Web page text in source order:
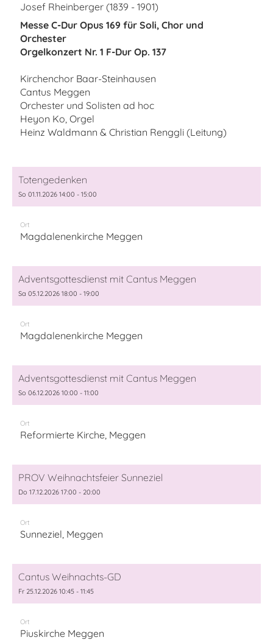
Josef Rheinberger (1839 - 1901)
Messe C-Dur Opus 169 für Soli, Chor und
Orchester
Orgelkonzert Nr. 1 F-Dur Op. 137
Kirchenchor Baar-Steinhausen
Cantus Meggen
Orchester und Solisten ad hoc
Heyon Ko, Orgel
Heinz Waldmann & Christian Renggli (Leitung)
Totengedenken
So 01.11.2026 14:00 - 15:00
Ort
Magdalenenkirche Meggen
Adventsgottesdienst mit Cantus Meggen
Sa 05.12.2026 18:00 - 19:00
Ort
Magdalenenkirche Meggen
Adventsgottesdienst mit Cantus Meggen
So 06.12.2026 10:00 - 11:00
Ort
Reformierte Kirche, Meggen
PROV Weihnachtsfeier Sunneziel
Do 17.12.2026 17:00 - 20:00
Ort
Sunneziel, Meggen
Cantus Weihnachts-GD
Fr 25.12.2026 10:45 - 11:45
Ort
Piuskirche Meggen